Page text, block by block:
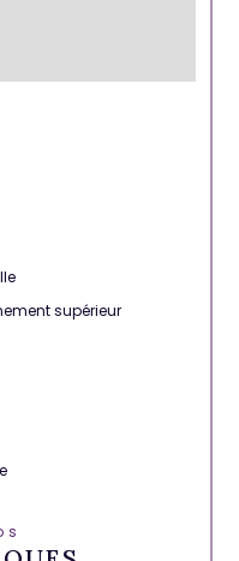
supérieur